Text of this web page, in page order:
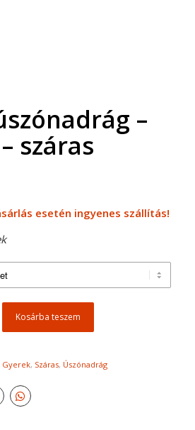
–
száras
esetén ingyenes szállítás!
Kosárba teszem
Gyerek, Száras, Úszónadrág